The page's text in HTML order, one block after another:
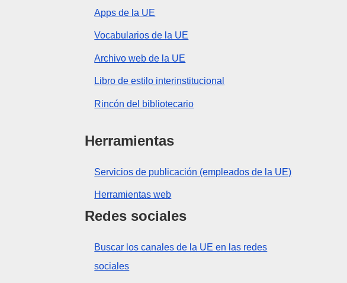
Apps de la UE
Vocabularios de la UE
Archivo web de la UE
Libro de estilo interinstitucional
Rincón del bibliotecario
Herramientas
Servicios de publicación (empleados de la UE)
Herramientas web
Redes sociales
Buscar los canales de la UE en las redes
sociales